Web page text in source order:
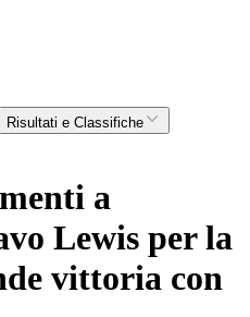
Risultati e Classifiche
a
Lewis per la
vittoria con